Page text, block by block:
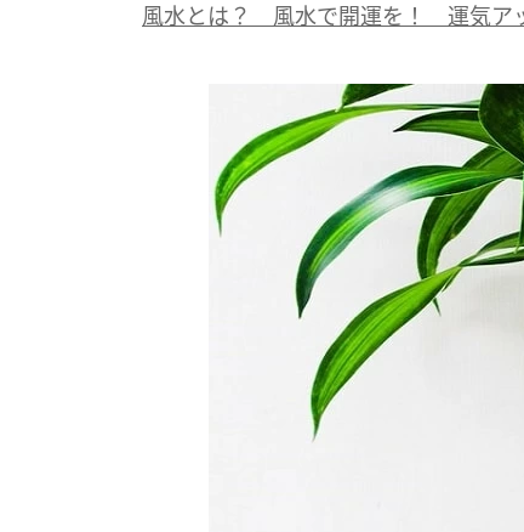
風水とは？ 風水で開運を！ 運気ア